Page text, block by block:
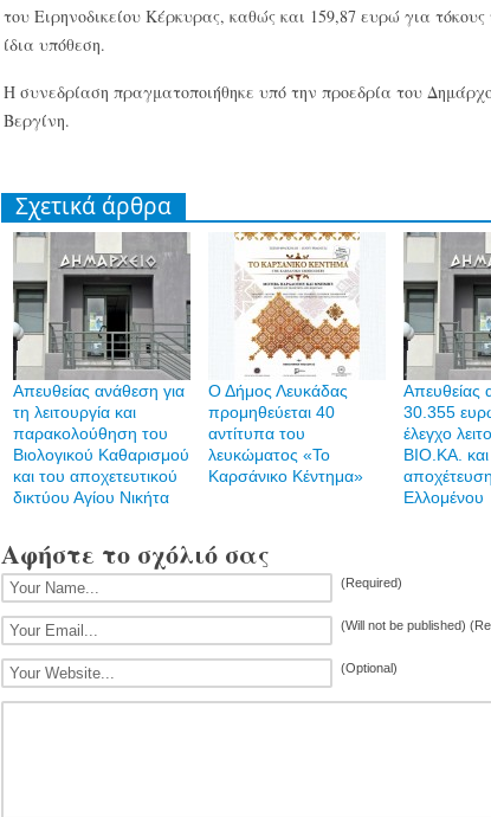
του Ειρηνοδικείου Κέρκυρας, καθώς και 159,87 ευρώ για
ίδια υπόθεση.
Η συνεδρίαση πραγματοποιήθηκε υπό την προεδρία του
Βεργίνη.
Σχετικά άρθρα
Απευθείας ανάθεση για
τη λειτουργία και
παρακολούθηση του
Βιολογικού Καθαρισμού
και του αποχετευτικού
δικτύου Αγίου Νικήτα
Ο Δήμος Λευκάδας
προμηθεύεται 40
αντίτυπα του
λευκώματος «Το
Καρσάνικο Κέντημα»
Απευθείας
30.355
έλεγχο
ΒΙΟ.ΚΑ. και
Ελλομένου
Αφήστε το σχόλιό σας
(Required)
(Will not be published)
(Optional)